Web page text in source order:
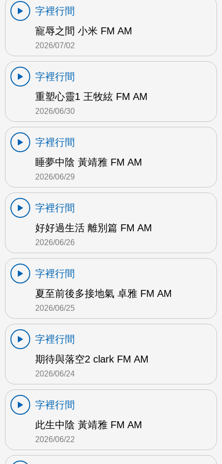
字裡行間
寵辱之間 小米 FM AM
2026/07/02
字裡行間
重塑心靈1 王牧絃 FM AM
2026/06/30
字裡行間
睡夢中陰 黃靖雅 FM AM
2026/06/29
字裡行間
好好過生活 離別篇 FM AM
2026/06/26
字裡行間
夏至前後多接地氣 卓雅 FM AM
2026/06/25
字裡行間
期待與落空2 clark FM AM
2026/06/24
字裡行間
此生中陰 黃靖雅 FM AM
2026/06/22